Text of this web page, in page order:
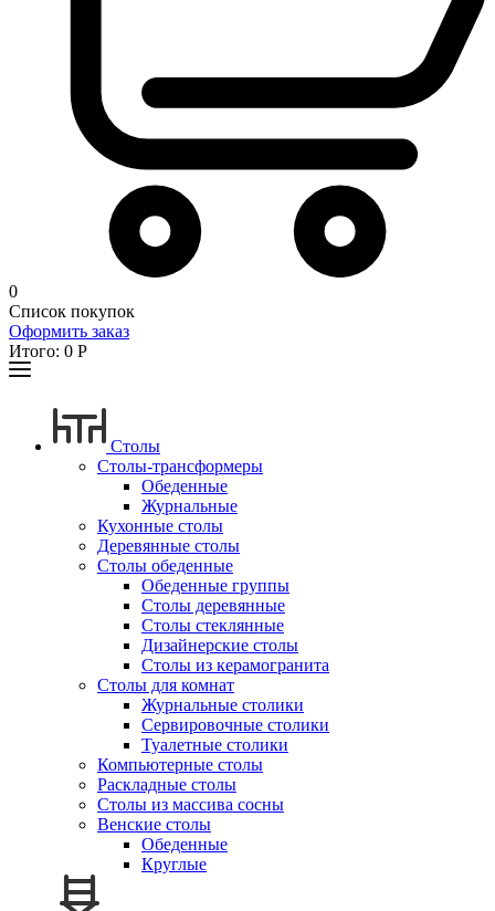
0
Список покупок
Оформить заказ
Итого: 0 Р
Столы
Столы-трансформеры
Обеденные
Журнальные
Кухонные столы
Деревянные столы
Столы обеденные
Обеденные группы
Столы деревянные
Столы стеклянные
Дизайнерские столы
Столы из керамогранита
Столы для комнат
Журнальные столики
Сервировочные столики
Туалетные столики
Компьютерные столы
Раскладные столы
Столы из массива сосны
Венские столы
Обеденные
Круглые